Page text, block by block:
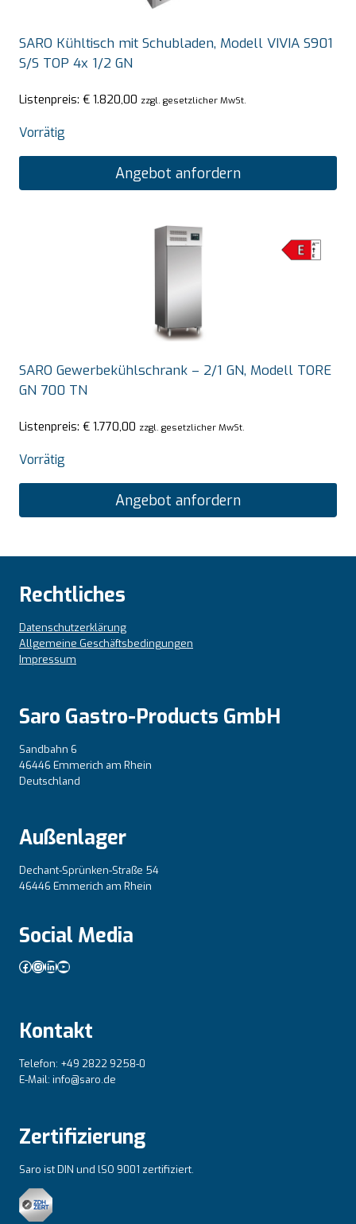
SARO Kühltisch mit Schubladen, Modell VIVIA S901
S/S TOP 4x 1/2 GN
Listenpreis: € 1.820,00 zzgl. gesetzlicher MwSt.
Vorrätig
Angebot anfordern
SARO Gewerbekühlschrank – 2/1 GN, Modell TORE
GN 700 TN
Listenpreis: € 1.770,00 zzgl. gesetzlicher MwSt.
Vorrätig
Angebot anfordern
Rechtliches
Datenschutzerklärung
Allgemeine Geschäftsbedingungen
Impressum
Saro Gastro-Products GmbH
Sandbahn 6
46446 Emmerich am Rhein
Deutschland
Außenlager
Dechant-Sprünken-Straße 54
46446 Emmerich am Rhein
Social Media
Facebook
Instagram
LinkedIn
YouTube
Kontakt
Telefon: +49 2822 9258-0
E-Mail: info@saro.de
Zertifizierung
Saro ist DIN und lSO 9001 zertifiziert.